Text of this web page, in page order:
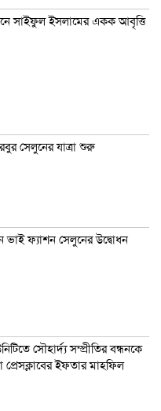
সাইফুল ইসলামের একক আবৃত্তি
সেলুনের যাত্রা শুরু
ভাই ফ্যাশন সেলুনের উদ্বোধন
সৌহার্দ্য সম্প্রীতির বন্ধনকে
প্রেসক্লাবের ইফতার মাহফিল